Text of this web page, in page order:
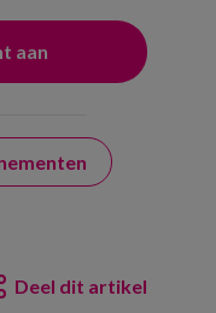
Deel dit artikel